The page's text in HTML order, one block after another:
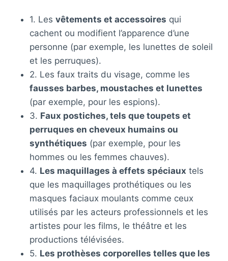
1. Les vêtements et accessoires qui
cachent ou modifient l’apparence d’une
personne (par exemple, les lunettes de soleil
et les perruques).
2. Les faux traits du visage, comme les
fausses barbes, moustaches et lunettes
(par exemple, pour les espions).
3. Faux postiches, tels que toupets et
perruques en cheveux humains ou
synthétiques (par exemple, pour les
hommes ou les femmes chauves).
4. Les maquillages à effets spéciaux tels
que les maquillages prothétiques ou les
masques faciaux moulants comme ceux
utilisés par les acteurs professionnels et les
artistes pour les films, le théâtre et les
productions télévisées.
5. Les prothèses corporelles telles que les